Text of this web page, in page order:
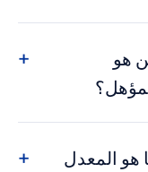
+
+